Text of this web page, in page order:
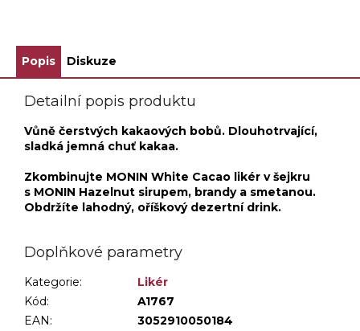
Popis Diskuze
Detailní popis produktu
Vůně čerstvých kakaových bobů. Dlouhotrvající,
sladká jemná chuť kakaa.
Zkombinujte MONIN White Cacao likér v šejkru
s MONIN Hazelnut sirupem, brandy a smetanou.
Obdržíte lahodný, oříškový dezertní drink.
Doplňkové parametry
Kategorie:
Likér
Kód:
A1767
EAN:
3052910050184